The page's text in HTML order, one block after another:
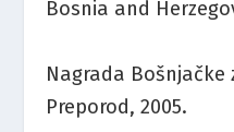
Bosnia and
Nagrada
Preporod, 2005.